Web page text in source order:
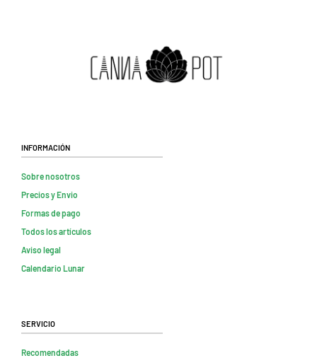
Información
Sobre nosotros
Precios y Envio
Formas de pago
Todos los artículos
Aviso legal
Calendario Lunar
Servicio
Recomendadas